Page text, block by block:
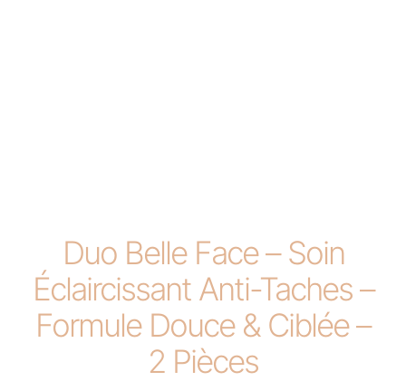
Duo Belle Face – Soin
Éclaircissant Anti-Taches –
Formule Douce & Ciblée –
2 Pièces